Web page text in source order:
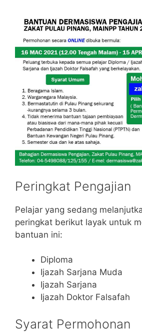
Peringkat Pengajian
Pelajar yang sedang
peringkat berikut layak untuk
bantuan ini:
Diploma
Ijazah Sarjana Muda
Ijazah Sarjana
Ijazah Doktor Falsafah
Syarat Permohonan